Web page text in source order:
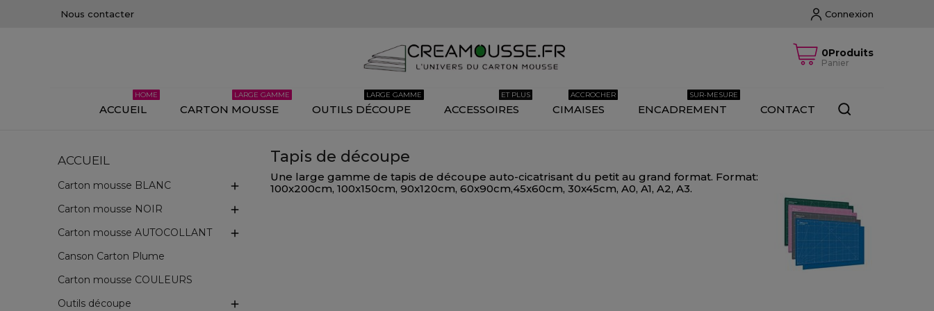
Nous contacter Connexion
0Produits
Panier
ACCUEIL
HOME
CARTON MOUSSE
LARGE GAMME
OUTILS DÉCOUPE
LARGE GAMME
ACCESSOIRES
ET PLUS
CIMAISES
ACCROCHER
ENCADREMENT
SUR-MESURE
CONTACT
ACCUEIL
Carton mousse BLANC

Carton mousse NOIR

Carton mousse AUTOCOLLANT

Canson Carton Plume
Carton mousse COULEURS
Outils découpe

Tapis de découpe
Une large gamme de tapis de découpe auto-cicatrisant du petit au grand format. Format:
100x200cm, 100x150cm, 90x120cm, 60x90cm,45x60cm, 30x45cm, A0, A1, A2, A3.